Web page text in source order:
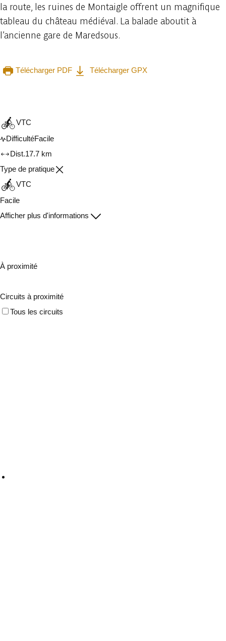
la route, les ruines de Montaigle offrent un magnifique
tableau du château médiéval. La balade aboutit à
l’ancienne gare de Maredsous.
Télécharger PDF
Télécharger GPX
VTC
DifficultéFacile
Dist.17.7 km
Type de pratique
VTC
Facile
Afficher plus d'informations
À proximité
Circuits à proximité
Tous les circuits